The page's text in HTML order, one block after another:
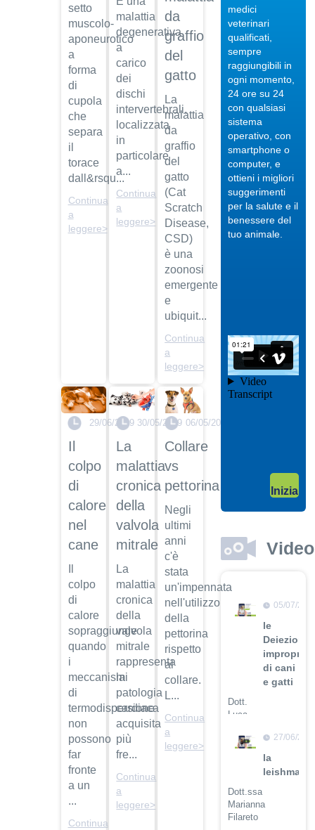
setto
muscolo-
aponeurotico
a
forma
di
cupola
che
separa
il
torace
dall&rsqu...
Continua
a
leggere>
malattia
degenerativa
a
carico
dei
dischi
intervertebrali,
localizzata
in
particolare
a...
Continua
a
leggere>
da
graffio
del
gatto
La
malattia
da
graffio
del
gatto
(Cat
Scratch
Disease,
CSD)
è una
zoonosi
emergente
e
ubiquit...
Continua
a
leggere>
29/06/2019
Il
colpo
di
calore
nel
cane
colpo
di
calore
sopraggiunge
quando
i
meccanismi
di
termodispersione
non
possono
far
fronte
a un
...
Continua
30/05/2019
La
malattia
cronica
della
valvola
mitrale
La
malattia
cronica
della
valvola
mitrale
rappresenta
la
patologia
cardiaca
acquisita
più
fre...
Continua
a
leggere>
06/05/2019
Collare
vs
pettorina
Negli
ultimi
anni
c'è
stata
un'impennata
nell'utilizzo
della
pettorina
rispetto
al
collare.
L...
Continua
a
leggere>
medici
veterinari
qualificati,
sempre
raggiungibili in
ogni momento,
24 ore su 24
con qualsiasi
sistema
operativo, con
smartphone o
computer, e
ottieni i migliori
suggerimenti
per la salute e il
benessere del
tuo animale.
Inizia
Video
04/10/
Veterinario
di
Maurizio
Albano
Guarda
il video
04/10/
Regalare
04/10/
Garanzie
post
vendita
04/10/
Adozione
Dott.
Albano
Guarda
05/07/
le
Deiezioni
improprie
di cani
e gatti
Dott.
Luca
Guarda
27/06/
la
Dott.ssa
Marianna
Filareto